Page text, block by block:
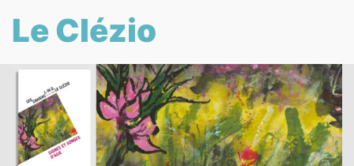
Le Clézio